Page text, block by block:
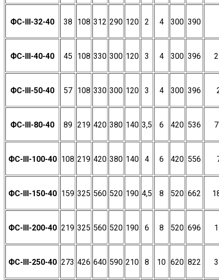
ФС-III-32-40 38 108 312 290 120 2 4 300 390
ФС-III-40-40 45 108 330 300 120 3 4 300 396
ФС-III-50-40 57 108 330 300 120 3 4 300 396
ФС-III-80-40 89 219 420 380 140 3,5 6 420 536
ФС-III-100-40 108 219 420 380 140 4 6 420 556
ФС-III-150-40 159 325 560 520 190 4,5 8 520 662
ФС-III-200-40 219 325 560 520 190 6 8 520 696
ФС-III-250-40 273 426 640 590 210 8 10 620 822